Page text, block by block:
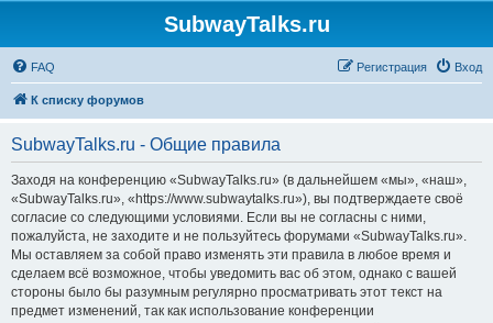
SubwayTalks.ru
FAQ Вход
Регистрация
К списку форумов
SubwayTalks.ru - Общие правила
Заходя на конференцию «SubwayTalks.ru» (в дальнейшем «мы», «наш»,
«SubwayTalks.ru», «https://www.subwaytalks.ru»), вы подтверждаете своё
согласие со следующими условиями. Если вы не согласны с ними,
пожалуйста, не заходите и не пользуйтесь форумами «SubwayTalks.ru».
Мы оставляем за собой право изменять эти правила в любое время и
сделаем всё возможное, чтобы уведомить вас об этом, однако с вашей
стороны было бы разумным регулярно просматривать этот текст на
предмет изменений, так как использование конференции